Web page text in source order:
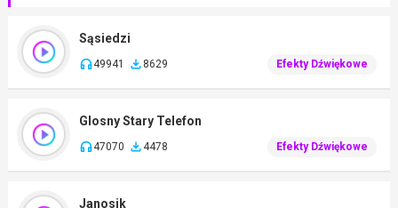
Sąsiedzi
49941 8629 Efekty Dźwiękowe
Glosny Stary Telefon
47070 4478 Efekty Dźwiękowe
Janosik